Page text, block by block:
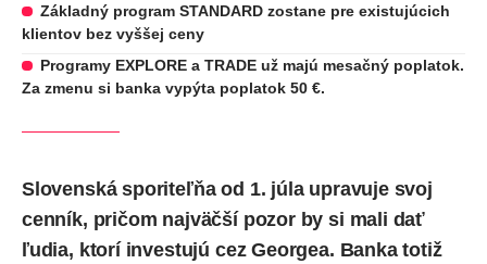
Základný program STANDARD zostane pre existujúcich
klientov bez vyššej ceny
Programy EXPLORE a TRADE už majú mesačný poplatok.
Za zmenu si banka vypýta poplatok 50 €.
Slovenská sporiteľňa od 1. júla upravuje svoj
cenník, pričom najväčší pozor by si mali dať
ľudia, ktorí investujú cez Georgea. Banka totiž